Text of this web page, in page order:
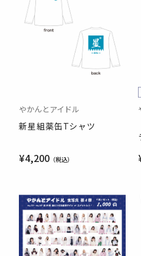
やかんとアイドル
新星組薬缶Tシャツ
¥4,200